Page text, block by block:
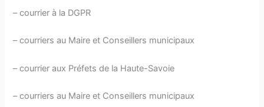
– courrier à la DGPR
– courriers au Maire et Conseillers municipaux
– courrier aux Préfets de la Haute-Savoie
– courriers au Maire et Conseillers municipaux